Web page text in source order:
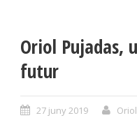
Oriol Pujadas,
futur
27 juny 2019